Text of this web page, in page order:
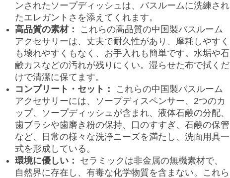
ンされたソープディッシュは、バスルームに洗練され
たエレガントさを添えてくれます。
高品質の素材： これらの高品質の中国製バスルーム
アクセサリーは、丈夫で耐久性があり、摩耗しやすく
も壊れやすくもなく、お手入れも簡単です。水垢や石
鹸カスなどの汚れが残りにくい。湿らせた布で拭くだ
けで清潔に保てます。
コンプリート・セット： これらの中国製バスルーム
アクセサリーには、ソープディスペンサー、2つのカ
ップ、ソープディッシュが含まれ、液体石鹸の分配、
歯ブラシや歯磨き粉の保持、口のすすぎ、石鹸の保管
など、日常の様々な洗浄ニーズを満たし、洗面用具一
式を形成している。
環境に優しい： セラミックは非金属の無機素材で、
自然界に存在し、有毒な化学物質を含まない。これら